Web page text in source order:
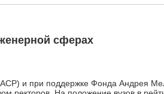
сферах
и при поддержке Фонда Андрея